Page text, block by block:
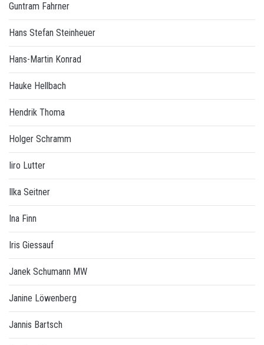
Guntram Fahrner
Hans Stefan Steinheuer
Hans-Martin Konrad
Hauke Hellbach
Hendrik Thoma
Holger Schramm
Iiro Lutter
Ilka Seitner
Ina Finn
Iris Giessauf
Janek Schumann MW
Janine Löwenberg
Jannis Bartsch